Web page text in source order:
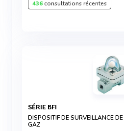
436consultations récentes
SÉRIE BFI
DISPOSITIF DE SURVEILLANCE
GAZ